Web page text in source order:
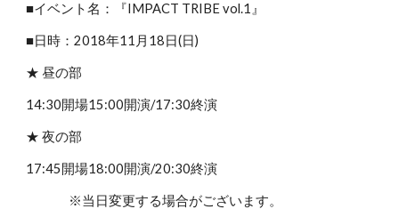
■イベント名：『IMPACT TRIBE vol.1』
■日時：2018年11月18日(日)
★ 昼の部
14:30開場15:00開演/17:30終演
★ 夜の部
17:45開場18:00開演/20:30終演
※当日変更する場合がございます。